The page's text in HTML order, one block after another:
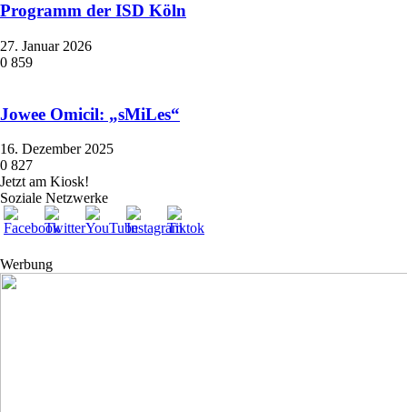
Programm der ISD Köln
27. Januar 2026
0 859
Jowee Omicil: „sMiLes“
16. Dezember 2025
0 827
Jetzt am Kiosk!
Soziale Netzwerke
Werbung